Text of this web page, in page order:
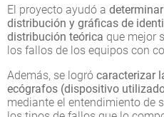
El proyecto ayudó a
distribución y gráficas de
distribución teórica que mejor
los fallos de los equipos con
Además, se logró caracterizar
ecógrafos (dispositivo
mediante el entendimiento de